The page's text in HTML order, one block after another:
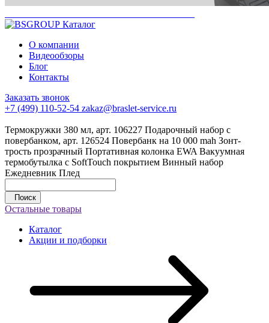
Каталог
О компании
Видеообзоры
Блог
Контакты
Заказать звонок
+7 (499) 110-52-54 zakaz@braslet-service.ru
Термокружки 380 мл, арт. 106227 Подарочный набор с
повербанком, арт. 126524 Повербанк на 10 000 mah Зонт-
трость прозрачный Портативная колонка EWA Вакуумная
термобутылка с SoftTouch покрытием Винный набор
Ежедневник Плед
Поиск
Остальные товары
Каталог
Акции и подборки